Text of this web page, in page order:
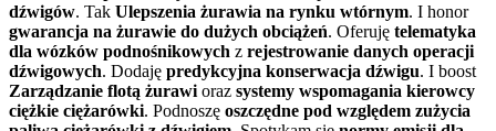
dźwigów. Tak Ulepszenia żurawia na rynku wtórnym. I honor
gwarancja na żurawie do dużych obciążeń. Oferuję telematyka
dla wózków podnośnikowych z rejestrowanie danych operacji
dźwigowych. Dodaję predykcyjna konserwacja dźwigu. I boost
Zarządzanie flotą żurawi oraz systemy wspomagania kierowcy
ciężkie ciężarówki. Podnoszę oszczędne pod względem zużycia